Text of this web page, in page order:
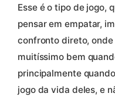
Esse é o tipo de jogo,
pensar em empatar,
confronto direto,
muitíssimo bem
principalmente
jogo da vida deles, e